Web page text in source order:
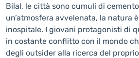
Bilal, le città sono cumuli di
un’atmosfera avvelenata, la natura
inospitale. I giovani protagonisti di
in costante conflitto con il mondo
degli outsider alla ricerca del